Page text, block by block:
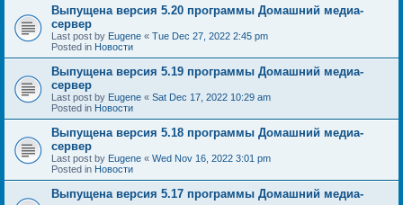
Выпущена версия 5.20 программы Домашний медиа-
сервер
Last post by Eugene « Tue Dec 27, 2022 2:45 pm
Posted in Новости
Выпущена версия 5.19 программы Домашний медиа-
сервер
Last post by Eugene « Sat Dec 17, 2022 10:29 am
Posted in Новости
Выпущена версия 5.18 программы Домашний медиа-
сервер
Last post by Eugene « Wed Nov 16, 2022 3:01 pm
Posted in Новости
Выпущена версия 5.17 программы Домашний медиа-